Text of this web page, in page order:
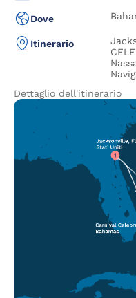
Dove
Itinerario
Dettaglio dell'itinerario